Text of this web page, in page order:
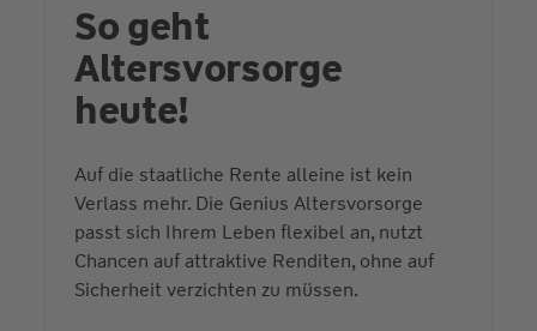
So geht
Altersvorsorge
heute!
Auf die staatliche Rente alleine ist kein
Verlass mehr. Die Genius Altersvorsorge
passt sich Ihrem Leben flexibel an, nutzt
Chancen auf attraktive Renditen, ohne auf
Sicherheit verzichten zu müssen.